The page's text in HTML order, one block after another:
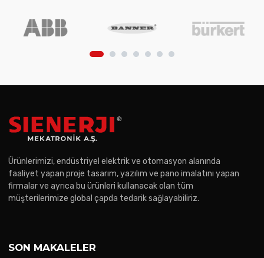
Ürünlerimizi, endüstriyel elektrik ve otomasyon alanında
faaliyet yapan proje tasarım, yazılım ve pano imalatını yapan
firmalar ve ayrıca bu ürünleri kullanacak olan tüm
müşterilerimize global çapda tedarik sağlayabiliriz.
SON MAKALELER